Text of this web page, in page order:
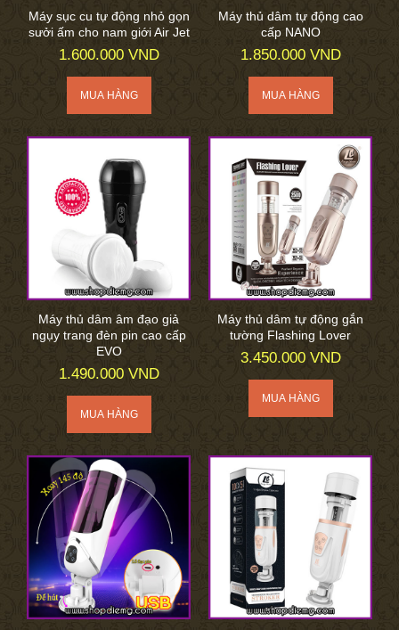
Máy sục cu tự động nhỏ gọn
sưởi ấm cho nam giới Air Jet
1.600.000 VND
Máy thủ dâm tự động cao
cấp NANO
1.850.000 VND
Máy thủ dâm âm đạo giả
ngụy trang đèn pin cao cấp
EVO
1.490.000 VND
Máy thủ dâm tự động gắn
tường Flashing Lover
3.450.000 VND